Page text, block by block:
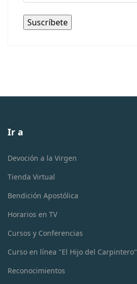
Ir a
Devoción a la Virgen
Tienda Virtual
Bendición Apostólica
Horarios en TV
Cursos y Conferencias
Curso en línea "El Hijo del Carpintero"
Reconocimientos